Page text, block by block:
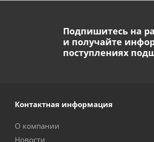
Подпишитесь на
и получайте
поступлениях
Контактная информация
О компании
Новости